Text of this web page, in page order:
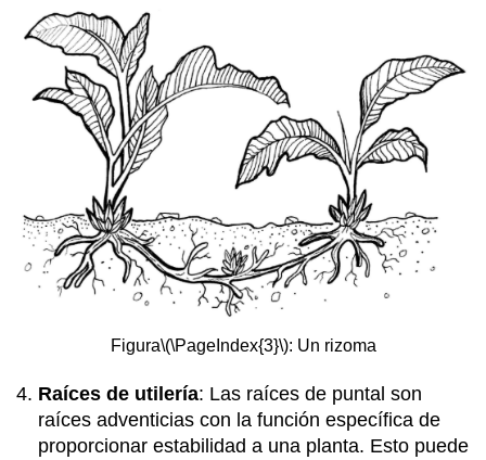
Figura\(\PageIndex{3}\): Un rizoma
Raíces de utilería: Las raíces de puntal son
raíces adventicias con la función específica de
proporcionar estabilidad a una planta. Esto puede